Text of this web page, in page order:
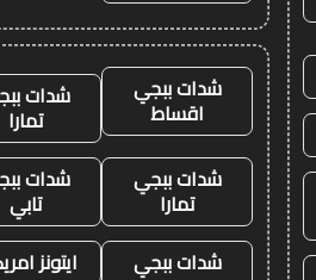
شدات ببجي
اقساط شدات
تمارا
شدات ببجي
تمارا
شدات
تابي
شدات ببجي
ايتونز